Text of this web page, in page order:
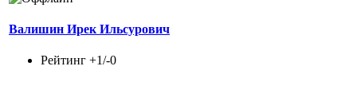
Валишин Ирек Ильсурович
Рейтинг +1/-0